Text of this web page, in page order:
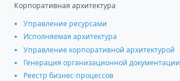
Корпоративная архитектура
Управление ресурсами
Исполняемая архитектура
Управление корпоративной архитектурой
Генерация организационной документации
Реестр бизнес-процессов